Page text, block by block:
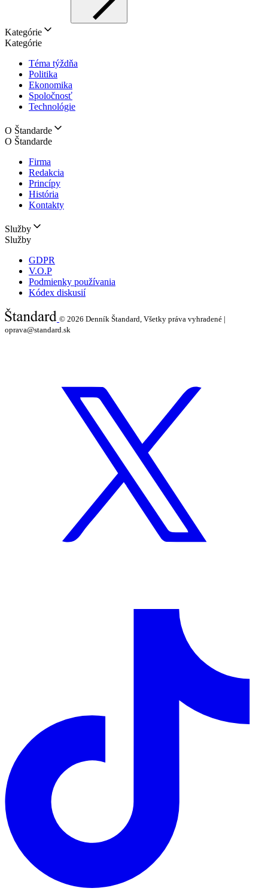
Kategórie
Kategórie
Téma týždňa
Politika
Ekonomika
Spoločnosť
Technológie
O Štandarde
O Štandarde
Firma
Redakcia
Princípy
História
Kontakty
Služby
Služby
GDPR
V.O.P
Podmienky používania
Kódex diskusií
© 2026 Denník Štandard, Všetky práva vyhradené |
oprava@standard.sk